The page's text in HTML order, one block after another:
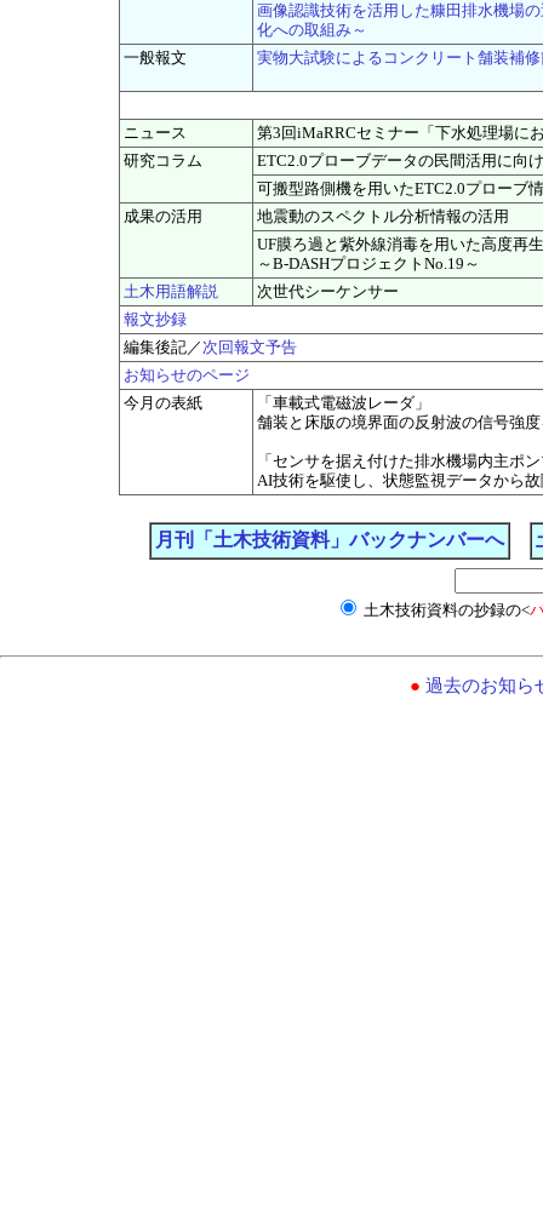
画像認識技術を活用した糠田排水機場
化への取組み～
一般報文
実物大試験によるコンクリート舗装補
ニュース
第3回iMaRRCセミナー「下水処理場に
研究コラム
ETC2.0プローブデータの民間活用に向
可搬型路側機を用いたETC2.0プローブ
成果の活用
地震動のスペクトル分析情報の活用
UF膜ろ過と紫外線消毒を用いた高度再
～B-DASHプロジェクトNo.19～
土木用語解説
次世代シーケンサー
報文抄録
編集後記／ 次回報文予告
お知らせのページ
今月の表紙
「車載式電磁波レーダ」
舗装と床版の境界面の反射波の信号強
「センサを据え付けた排水機場内主ポ
AI技術を駆使し、状態監視データから
月刊「土木技術資料」バックナンバーへ
土木技術資料の抄録の<
● 過去のお知ら